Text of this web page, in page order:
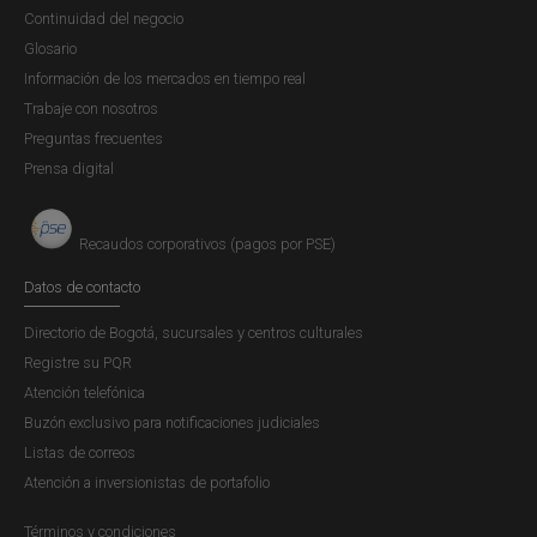
concordancia con lo definido y recomendado por el Grupo
de Acción Financiera Internacional (GAFI), que la
obligación para las personas naturales y jurídicas que
provean servicios de activos virtuales de reportar las
operaciones sospechosas y las transacciones que se
lleven con activos virtuales.
4. Adicionalmente, en la página web del Banco de la
República encontrará las siguientes publicaciones que
pueden ser de su interés:
Documento Técnico o de Trabajo – Criptomonedas,
disponible en el link:
https://www.banrep.gov.co/es/publicaciones/documento-
tecnico-criptoactivos
La presentación sobre criptomonedas dada por el Dr.
Gerardo Hernández, Codirector de la Junta Directiva del
Banco de la República, en el marco del Congreso de
Continuidad del negocio
Glosario
Información de los mercados en tiempo real
Trabaje con nosotros
Preguntas frecuentes
Prensa digital
Recaudos corporativos (pagos por PSE)
Datos de contacto
Directorio de Bogotá, sucursales y centros culturales
Registre su PQR
Atención telefónica
Buzón exclusivo para notificaciones judiciales
Listas de correos
Atención a inversionistas de portafolio
Términos y condiciones